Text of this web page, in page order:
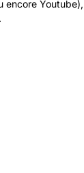
encore